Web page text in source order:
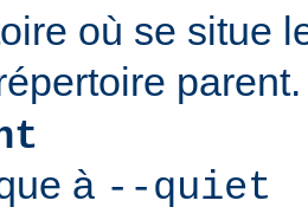
où se situe
parent.
à --quiet